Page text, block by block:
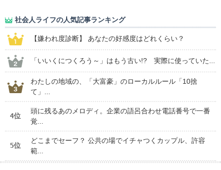
社会人ライフの人気記事ランキング
【嫌われ度診断】 あなたの好感度はどれくらい？
「いいくにつくろう～」はもう古い!? 実際に使っていた...
わたしの地域の、「大富豪」のローカルルール「10捨
て」...
4位
頭に残るあのメロディ。企業の語呂合わせ電話番号で一番
覚...
5位
どこまでセーフ？ 公共の場でイチャつくカップル、許容
範...